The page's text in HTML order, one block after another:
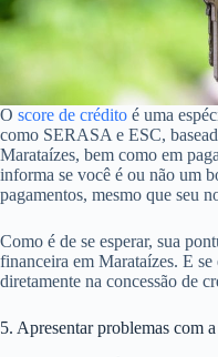
O score de crédito é uma
como SERASA e ESC,
Marataízes, bem como em
informa se você é ou não um
pagamentos, mesmo que seu
Como é de se esperar, sua
financeira em Marataízes. E
diretamente na concessão de
5. Apresentar problemas com